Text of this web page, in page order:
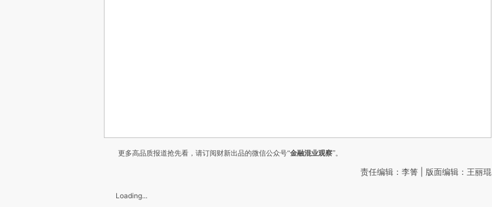
更多高品质报道抢先看，请订阅财新出品的微信公众号“金融混业观察”。
责任编辑：李箐 | 版面编辑：王丽琨
Loading...